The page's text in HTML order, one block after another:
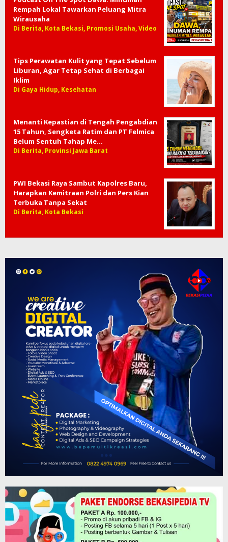
Rempah Lokal Tawarkan Peluang Mitra
Wirausaha
Di Berita, Kota Bekasi, Promosi Usaha, Video
Tips Perawatan Kulit yang Tepat Sebelum
Liburan, Agar Tetap Sehat di Berbagai
Iklim
Di Gaya Hidup, Kesehatan
Menanti Kepastian di Tengah Pengabdian
15 Tahun, Sengketa Ratim dan PT Felmica
Belum Sentuh Tahap Me…
Di Berita, Provinsi Jawa Barat
PWI Bekasi Raya Sambut Kapolres Baru,
Harapkan Kemitraan Polri dan Pers Kian
Terbuka Tanpa Sekat
Di Berita, Kota Bekasi